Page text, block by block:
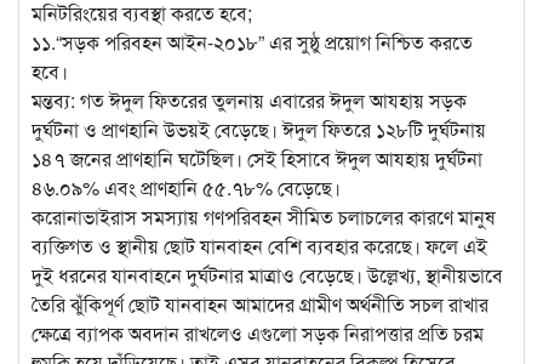
মনিটরিংয়ের ব্যবস্থা করতে হবে;
১১.“সড়ক পরিবহন আইন-২০১৮” এর সুষ্ঠু প্রয়োগ নিশ্চিত করতে
হবে।
মন্তব্য: গত ঈদুল ফিতরের তুলনায় এবারের ঈদুল আযহায় সড়ক
দুর্ঘটনা ও প্রাণহানি উভয়ই বেড়েছে। ঈদুল ফিতরে ১২৮টি দুর্ঘটনায়
১৪৭ জনের প্রাণহানি ঘটেছিল। সেই হিসাবে ঈদুল আযহায় দুর্ঘটনা
৪৬.০৯% এবং প্রাণহানি ৫৫.৭৮% বেড়েছে।
করোনাভাইরাস সমস্যায় গণপরিবহন সীমিত চলাচলের কারণে মানুষ
ব্যক্তিগত ও স্থানীয় ছোট যানবাহন বেশি ব্যবহার করেছে। ফলে এই
দুই ধরনের যানবাহনে দুর্ঘটনার মাত্রাও বেড়েছে। উল্লেখ্য, স্থানীয়ভাবে
তৈরি ঝুঁকিপূর্ণ ছোট যানবাহন আমাদের গ্রামীণ অর্থনীতি সচল রাখার
ক্ষেত্রে ব্যাপক অবদান রাখলেও এগুলো সড়ক নিরাপত্তার প্রতি চরম